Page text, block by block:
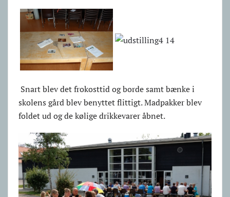
Snart blev det frokosttid og borde samt bænke i
skolens gård blev benyttet flittigt. Madpakker blev
foldet ud og de kølige drikkevarer åbnet.